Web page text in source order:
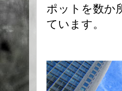
ポットを数か
ています。